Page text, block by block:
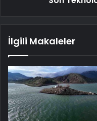
İlgili Makaleler